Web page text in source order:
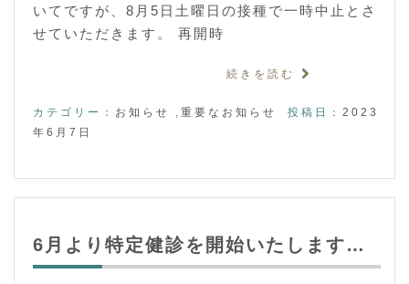
いてですが、8月5日土曜日の接種で一時中止とさ
せていただきます。 再開時
続きを読む
カテゴリー： お知らせ , 重要なお知らせ 投稿日： 2023
年6月7日
6月より特定健診を開始いたします…